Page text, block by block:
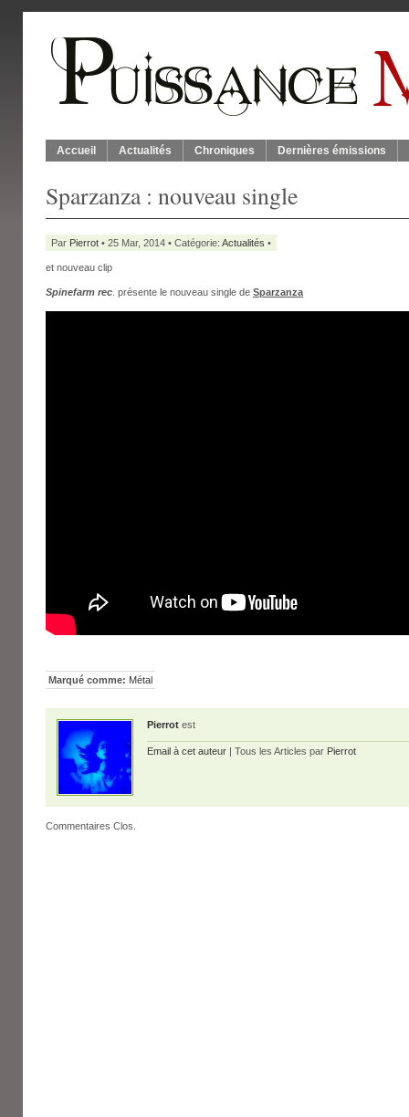
Accueil Actualités Chroniques Dernières émissions
Sparzanza : nouveau single
Par Pierrot • 25 Mar, 2014 • Catégorie: Actualités •
et nouveau clip
Spinefarm rec . présente le nouveau single de Sparzanza
Marqué comme: Métal
Pierrot est
Email à cet auteur | Tous les Articles par Pierrot
Commentaires Clos.